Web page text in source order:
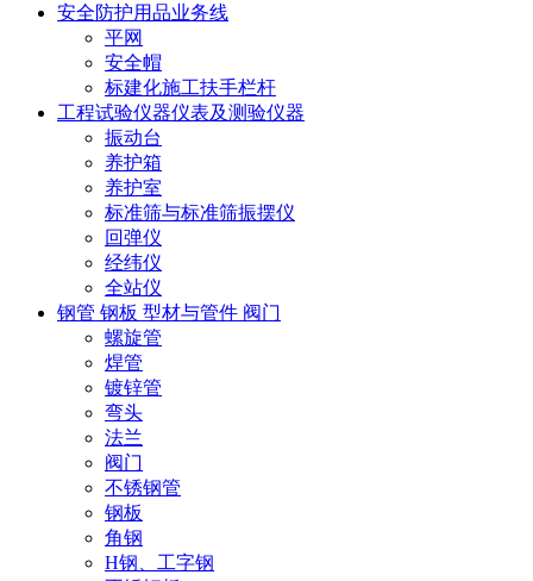
安全防护用品业务线
平网
安全帽
标建化施工扶手栏杆
工程试验仪器仪表及测验仪器
振动台
养护箱
养护室
标准筛与标准筛振摆仪
回弹仪
经纬仪
全站仪
钢管 钢板 型材与管件 阀门
螺旋管
焊管
镀锌管
弯头
法兰
阀门
不锈钢管
钢板
角钢
H钢、工字钢